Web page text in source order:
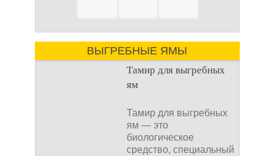
ВЫГРЕБНЫЕ ЯМЫ
Тамир для выгребных
ям
Тамир для выгребных
ям — это
биологическое
средство, специальный